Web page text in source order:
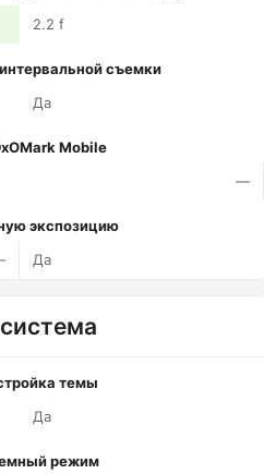
2.2 f
съемки
Да
Mobile
—
экспозицию
Да
темы
Да
режим